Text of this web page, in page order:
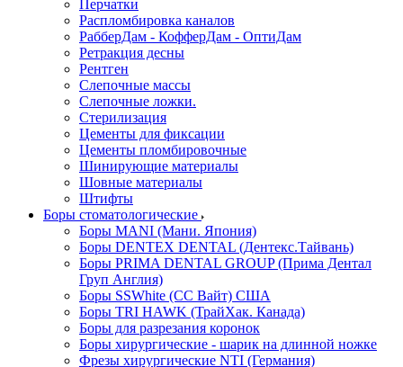
Перчатки
Распломбировка каналов
РабберДам - КофферДам - ОптиДам
Ретракция десны
Рентген
Слепочные массы
Слепочные ложки.
Стерилизация
Цементы для фиксации
Цементы пломбировочные
Шинирующие материалы
Шовные материалы
Штифты
Боры стоматологические
Боры MANI (Мани. Япония)
Боры DENTEX DENTAL (Дентекс.Тайвань)
Боры PRIMA DENTAL GROUP (Прима Дентал
Груп Англия)
Боры SSWhite (СС Вайт) США
Боры TRI HAWK (ТрайХак. Канада)
Боры для разрезания коронок
Боры хирургические - шарик на длинной ножке
Фрезы хирургические NTI (Германия)